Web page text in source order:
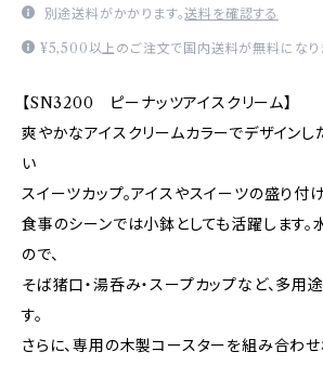
別途送料がかかります。送料を確認する
¥5,500以上のご注文で国内送料が無料になり
【SN3200 ピーナッツアイスクリーム】
爽やかなアイスクリームカラーでデザインし
い
スイーツカップ。アイスやスイーツの盛り付
食事のシーンでは小鉢としても活躍します。
ので、
そば猪口・湯呑み・スープカップなど、多用
す。
さらに、専用の木製コースターを組み合わせ